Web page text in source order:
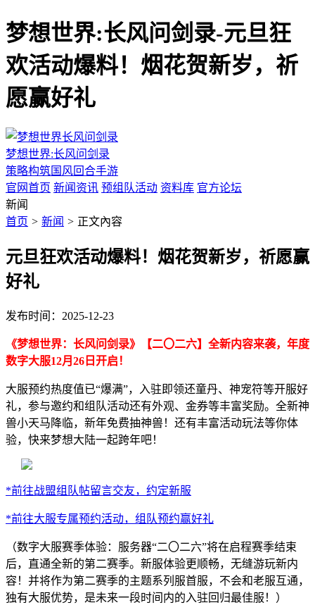
梦想世界:长风问剑录-元旦狂
欢活动爆料！烟花贺新岁，祈
愿赢好礼
梦想世界:长风问剑录
策略构筑国风回合手游
官网首页 新闻资讯 预组队活动 资料库 官方论坛
新闻
首页 > 新闻 > 正文內容
元旦狂欢活动爆料！烟花贺新岁，祈愿赢
好礼
发布时间：2025-12-23
《梦想世界：长风问剑录》【二〇二六】全新内容来袭，年度
数字大服12月26日开启！
大服预约热度值已“爆满”，入驻即领还童丹、神宠符等开服好
礼，参与邀约和组队活动还有外观、金券等丰富奖励。全新神
兽小天马降临，新年免费抽神兽！还有丰富活动玩法等你体
验，快来梦想大陆一起跨年吧！
*前往战盟组队帖留言交友，约定新服
*前往大服专属预约活动，组队预约赢好礼
（数字大服赛季体验：服务器“二〇二六”将在启程赛季结束
后，直通全新的第二赛季。新服体验更顺畅，无缝游玩新内
容！并将作为第二赛季的主题系列服首服，不会和老服互通，
独有大服优势，是未来一段时间内的入驻回归最佳服！）